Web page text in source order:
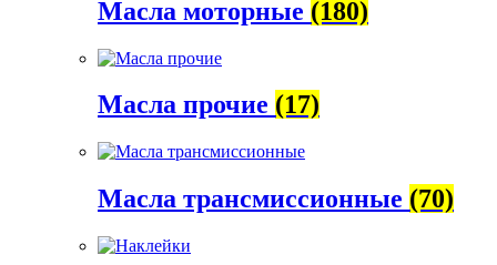
Масла моторные (180)
Масла прочие (17)
Масла трансмиссионные (70)